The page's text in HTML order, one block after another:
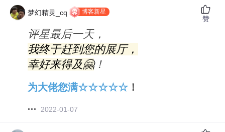
梦幻精灵_cq 博客新星
评星最后一天，
我终于赶到您的展厅，
幸好来得及🤗！
为大佬您满☆☆☆☆☆ ！
2022-01-07
赞